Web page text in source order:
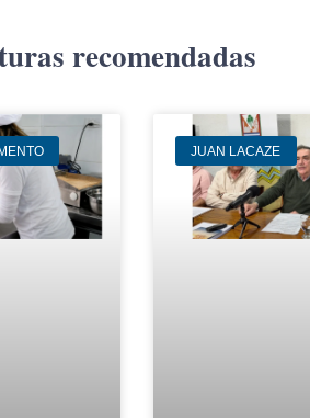
recomendadas
JUAN LACAZE